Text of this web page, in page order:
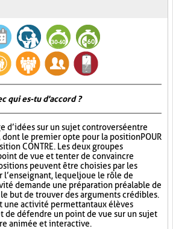
qui es-tu d'accord ?
d’idées sur un sujet controversé entre
le premier opte pour la position POUR
CONTRE. Les deux groupes
de vue et tenter de convaincre
peuvent être choisies par les
l’enseignant, lequel joue le rôle de
demande une préparation préalable de
but de trouver des arguments crédibles.
une activité permettant aux élèves
de défendre un point de vue sur un sujet
animée et interactive.